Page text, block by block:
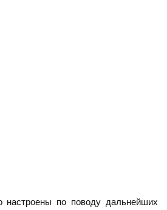
настроены по поводу дальнейших